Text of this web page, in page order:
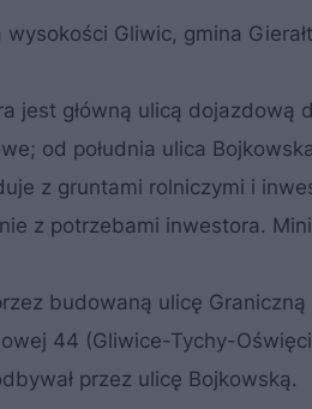
Gliwic, gmina
jest główną ulicą dojazdową
od południa ulica
z gruntami rolniczymi i
z potrzebami inwestora.
budowaną ulicę
44 (Gliwice-Tychy-
przez ulicę Bojkowską.